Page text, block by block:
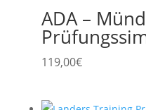
ADA –
119,00€